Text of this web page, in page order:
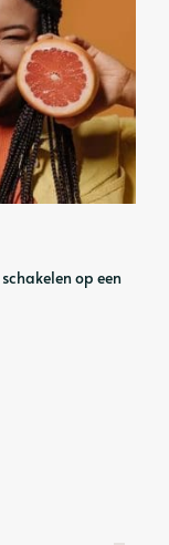
op een